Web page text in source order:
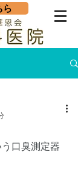
ら
口臭測定器